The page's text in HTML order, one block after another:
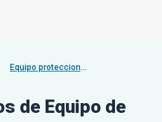
Equipo proteccion personal
de Equipo de